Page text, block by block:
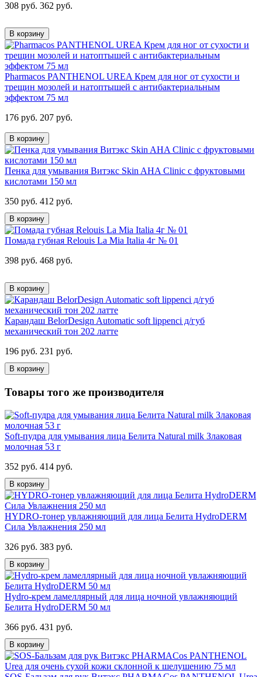
308 руб. 362 руб.
В корзину
Pharmacos PANTHENOL UREA Крем для ног от сухости и
трещин мозолей и натоптышей с антибактериальным
эффектом 75 мл
176 руб. 207 руб.
В корзину
Пенка для умывания Витэкс Skin AHA Clinic с фруктовыми
кислотами 150 мл
350 руб. 412 руб.
В корзину
Помада губная Relouis La Mia Italia 4г № 01
398 руб. 468 руб.
В корзину
Карандаш BelorDesign Automatic soft lippenci д/губ
механический тон 202 латте
196 руб. 231 руб.
В корзину
Товары того же производителя
Soft-пудра для умывания лица Белита Natural milk Злаковая
молочная 53 г
352 руб. 414 руб.
В корзину
HYDRO-тонер увлажняющий для лица Белита HydroDERM
Сила Увлажнения 250 мл
326 руб. 383 руб.
В корзину
Hydro-крем ламеллярный для лица ночной увлажняющий
Белита HydroDERM 50 мл
366 руб. 431 руб.
В корзину